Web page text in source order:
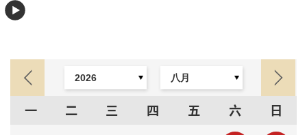
一 二 三 四 五 六 日